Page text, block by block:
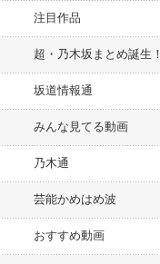
注目作品
超・乃木坂まとめ誕生！
坂道情報通
みんな見てる動画
乃木通
芸能かめはめ波
おすすめ動画